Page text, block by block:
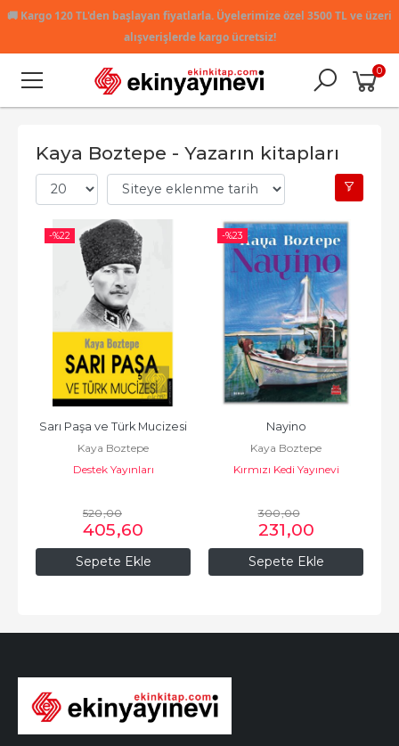
🚚 Kargo 120 TL'den başlayan fiyatlarla. Üyelerimize özel 3500 TL ve üzeri
alışverişlerde kargo ücretsiz!
0
Kaya Boztepe - Yazarın kitapları
-%22
Sepete Ekle
Sarı Paşa ve Türk Mucizesi
Kaya Boztepe
Destek Yayınları
520,00
405,60
-%23
Sepete Ekle
Nayino
Kaya Boztepe
Kırmızı Kedi Yayınevi
300,00
231,00